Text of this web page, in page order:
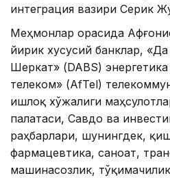
интеграция вазири Серик
Меҳмонлар орасида
йирик хусусий банклар,
Шеркат» (DABS)
телеком» (AfTel)
Қишлоқ хўжалиги
палатаси, Савдо ва
раҳбарлари, шунингдек,
фармацевтика, саноат,
машинасозлик,